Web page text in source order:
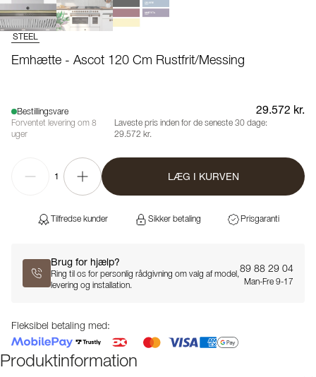
STEEL
Emhætte - Ascot 120 Cm Rustfrit/Messing
Bestillingsvare
Forventet levering om 8
uger
29.572 kr.
Laveste pris inden for de seneste 30 dage:
29.572 kr.
1 LÆG I KURVEN
Tilfredse kunder Sikker betaling Prisgaranti
Brug for hjælp?
Ring til os for personlig rådgivning om valg af model,
levering og installation.
89 88 29 04
Man-Fre 9-17
Fleksibel betaling med:
Produktinformation